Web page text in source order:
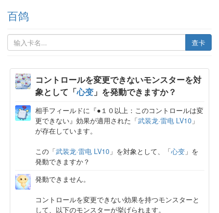
百鸽
查卡
コントロールを変更できないモンスターを対
象として「心变 」を発動できますか？
相手フィールドに『●１０以上：このコントロールは変
更できない』効果が適用された「武装龙·雷电 LV10 」
が存在しています。
この「武装龙·雷电 LV10 」を対象として、「心变 」を
発動できますか？
発動できません。
コントロールを変更できない効果を持つモンスターと
して、以下のモンスターが挙げられます。